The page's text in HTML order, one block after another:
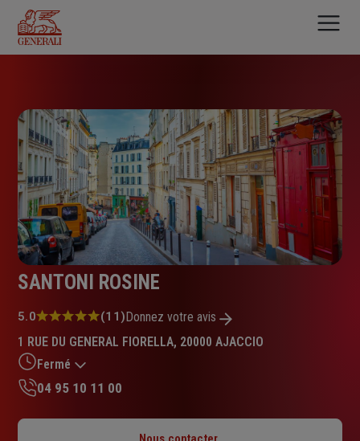
contenu
principal
SANTONI ROSINE
Note
5.0
sur
5
étoiles
5.0 (11)Donnez votre avis
1 RUE DU GENERAL FIORELLA, 20000 AJACCIO
Fermé
Mardi : 09h – 12h / 14h – 18h
04 95 10 11 00